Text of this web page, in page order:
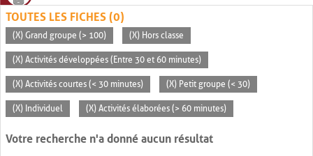
TOUTES LES FICHES (0)
(X) Grand groupe (> 100) (X) Hors classe
(X) Activités développées (Entre 30 et 60 minutes)
(X) Activités courtes (< 30 minutes) (X) Petit groupe (< 30)
(X) Individuel (X) Activités élaborées (> 60 minutes)
Votre recherche n'a donné aucun résultat